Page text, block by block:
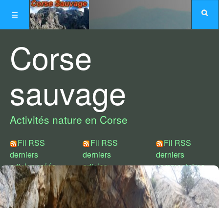
Corse
sauvage
Activités nature en Corse
Fil RSS
derniers
articles créés
Fil RSS
derniers
articles
modifiés
Fil RSS
derniers
commentaires
Choix de styles :